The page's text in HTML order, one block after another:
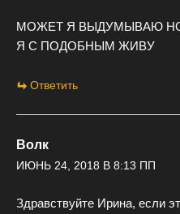
МОЖЕТ Я ВЫДУМЫВАЮ
Я С ПОДОБНЫМ ЖИВУ
Ответить
Волк
ИЮНЬ 24, 2018 В 8:13 ПП
Здравствуйте Ирина, если